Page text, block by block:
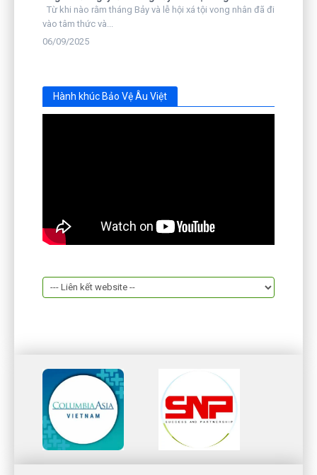
Từ khi nào rằm tháng Bảy và lễ hội xá tội vong nhân đã đi
vào tâm thức và...
06/09/2025
Hành khúc Bảo Vệ Âu Việt